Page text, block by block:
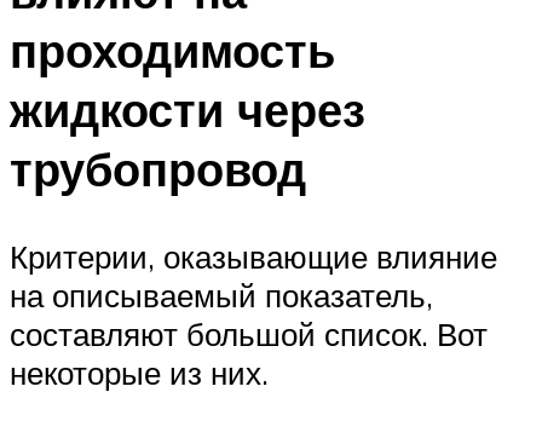
проходимость
жидкости через
трубопровод
Критерии, оказывающие влияние
на описываемый показатель,
составляют большой список. Вот
некоторые из них.